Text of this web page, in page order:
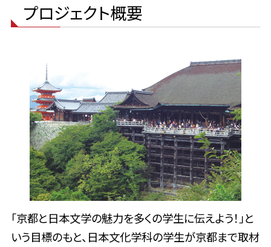
プロジェクト概要
「京都と日本文学の魅力を多くの学生に伝えよう！」と
いう目標のもと、日本文化学科の学生が京都まで取材